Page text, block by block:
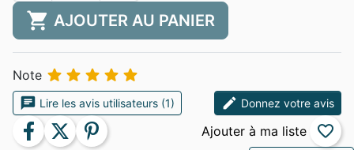
shopping_cart AJOUTER AU PANIER
Note     
chat Lire les avis utilisateurs (1) edit Donnez votre avis
facebook twitter pinterest favorite_border